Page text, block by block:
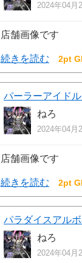
2024年04月
店舗画像です
続きを読む 2pt
パーラーアイド
ねろ
2024年04月
店舗画像です
続きを読む 2pt
パラダイスアル
ねろ
2024年04月